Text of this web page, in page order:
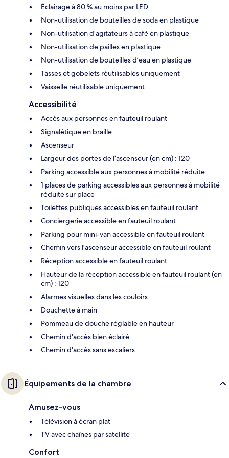
Éclairage à 80 % au moins par LED
Non-utilisation de bouteilles de soda en plastique
Non-utilisation d’agitateurs à café en plastique
Non-utilisation de pailles en plastique
Non-utilisation de bouteilles d’eau en plastique
Tasses et gobelets réutilisables uniquement
Vaisselle réutilisable uniquement
Accessibilité
Accès aux personnes en fauteuil roulant
Signalétique en braille
Ascenseur
Largeur des portes de l’ascenseur (en cm) : 120
Parking accessible aux personnes à mobilité réduite
1 places de parking accessibles aux personnes à mobilité
réduite sur place
Toilettes publiques accessibles en fauteuil roulant
Conciergerie accessible en fauteuil roulant
Parking pour mini-van accessible en fauteuil roulant
Chemin vers l'ascenseur accessible en fauteuil roulant
Réception accessible en fauteuil roulant
Hauteur de la réception accessible en fauteuil roulant (en
cm) : 120
Alarmes visuelles dans les couloirs
Douchette à main
Pommeau de douche réglable en hauteur
Chemin d'accès bien éclairé
Chemin d'accès sans escaliers
Équipements de la chambre
Amusez-vous
Télévision à écran plat
TV avec chaînes par satellite
Confort